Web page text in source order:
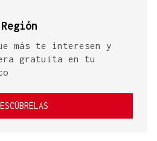
más te interesen y
gratuita en tu